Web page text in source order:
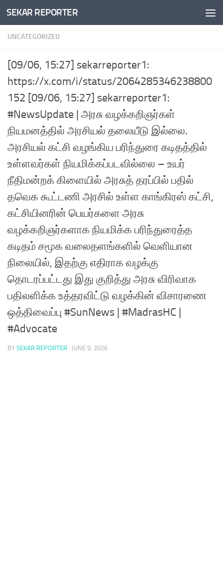
Skip to content
SEKAR REPORTER
UNCATEGORIZED
[09/06, 15:27] sekarreporter1:
https://x.com/i/status/2064285346238800
152 [09/06, 15:27] sekarreporter1:
#NewsUpdate | அரசு வழக்கறிஞர்கள்
நியமனத்தில் அரசியல் தலையீடு இல்லை.
அரசியல் கட்சி வழங்கிய பரிந்துரை கடிதத்தில்
உள்ளவர்கள் நியமிக்கப்படவில்லை – உயர்
நீதிமன்றக் கிளையில் அரசுத் தரப்பில் பதில்
தவெக கூட்டணி அரசில் உள்ள காங்கிரஸ் கட்சி,
கட்சியினரின் பெயர்களை அரசு
வழக்கறிஞர்களாக நியமிக்க பரிந்துரைத்த
கடிதம் சமூக வலைதளங்களில் வெளியான
நிலையில், இதற்கு எதிராக வழக்கு
தொடரப்பட்டது இது குறித்து அரசு விரிவாக
பதிலளிக்க உத்தரவிட்டு வழக்கின் விசாரணை
ஒத்திவைப்பு #SunNews | #MadrasHC |
#Advocate
BY SEKAR REPORTER · JUNE 9, 2026